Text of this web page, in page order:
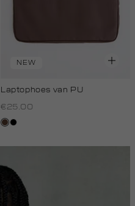
NEW
Laptophoes van PU
€25.00
donkerbruin
zwart